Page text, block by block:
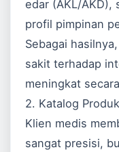
edar (AKL/AKD),
profil pimpinan
Sebagai
sakit terhadap
meningkat
2. Katalog
Klien medis
sangat presisi,